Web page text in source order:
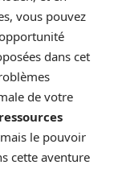
vous pouvez
dans cet
de votre
le pouvoir
cette aventure